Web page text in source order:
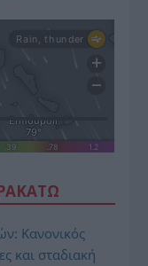
Κανονικός
και σταδιακή